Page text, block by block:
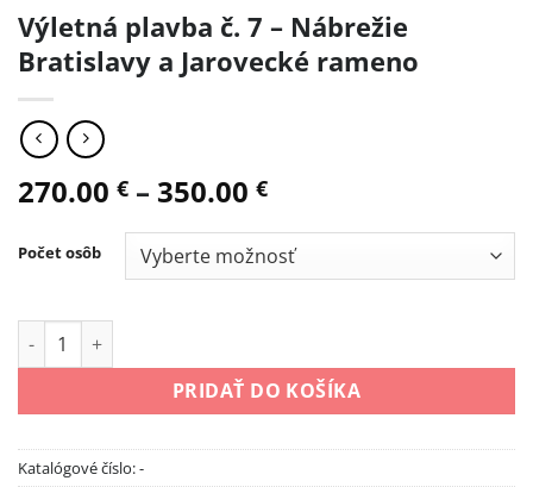
Výletná plavba č. 7 – Nábrežie
Bratislavy a Jarovecké rameno
270.00 € – 350.00 €
Počet osôb
množstvo Výletná plavba č. 7 - Nábrežie Bratislavy a
PRIDAŤ DO KOŠÍKA
Katalógové číslo:-